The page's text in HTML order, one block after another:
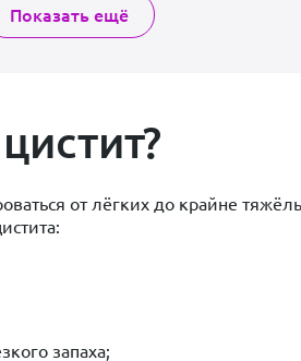
Показать ещё
от лёгких до крайне
запаха;